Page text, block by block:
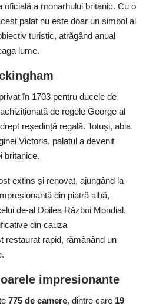
oficială a monarhului britanic. Cu o
palat nu este doar un simbol al
turistic, atrăgând anual
lume.
în 1703 pentru ducele de
de regele George al
reședință regală. Totuși, abia
Victoria, palatul a devenit
britanice.
extins și renovat, ajungând la
din piatră albă,
de-al Doilea Război Mondial,
din cauza
restaurat rapid, rămânând un
impresionante
775 de camere, dintre care 19